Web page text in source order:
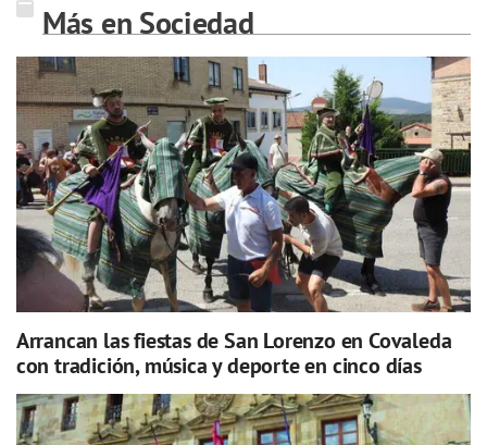
Más en Sociedad
Arrancan las fiestas de San Lorenzo en Covaleda
con tradición, música y deporte en cinco días